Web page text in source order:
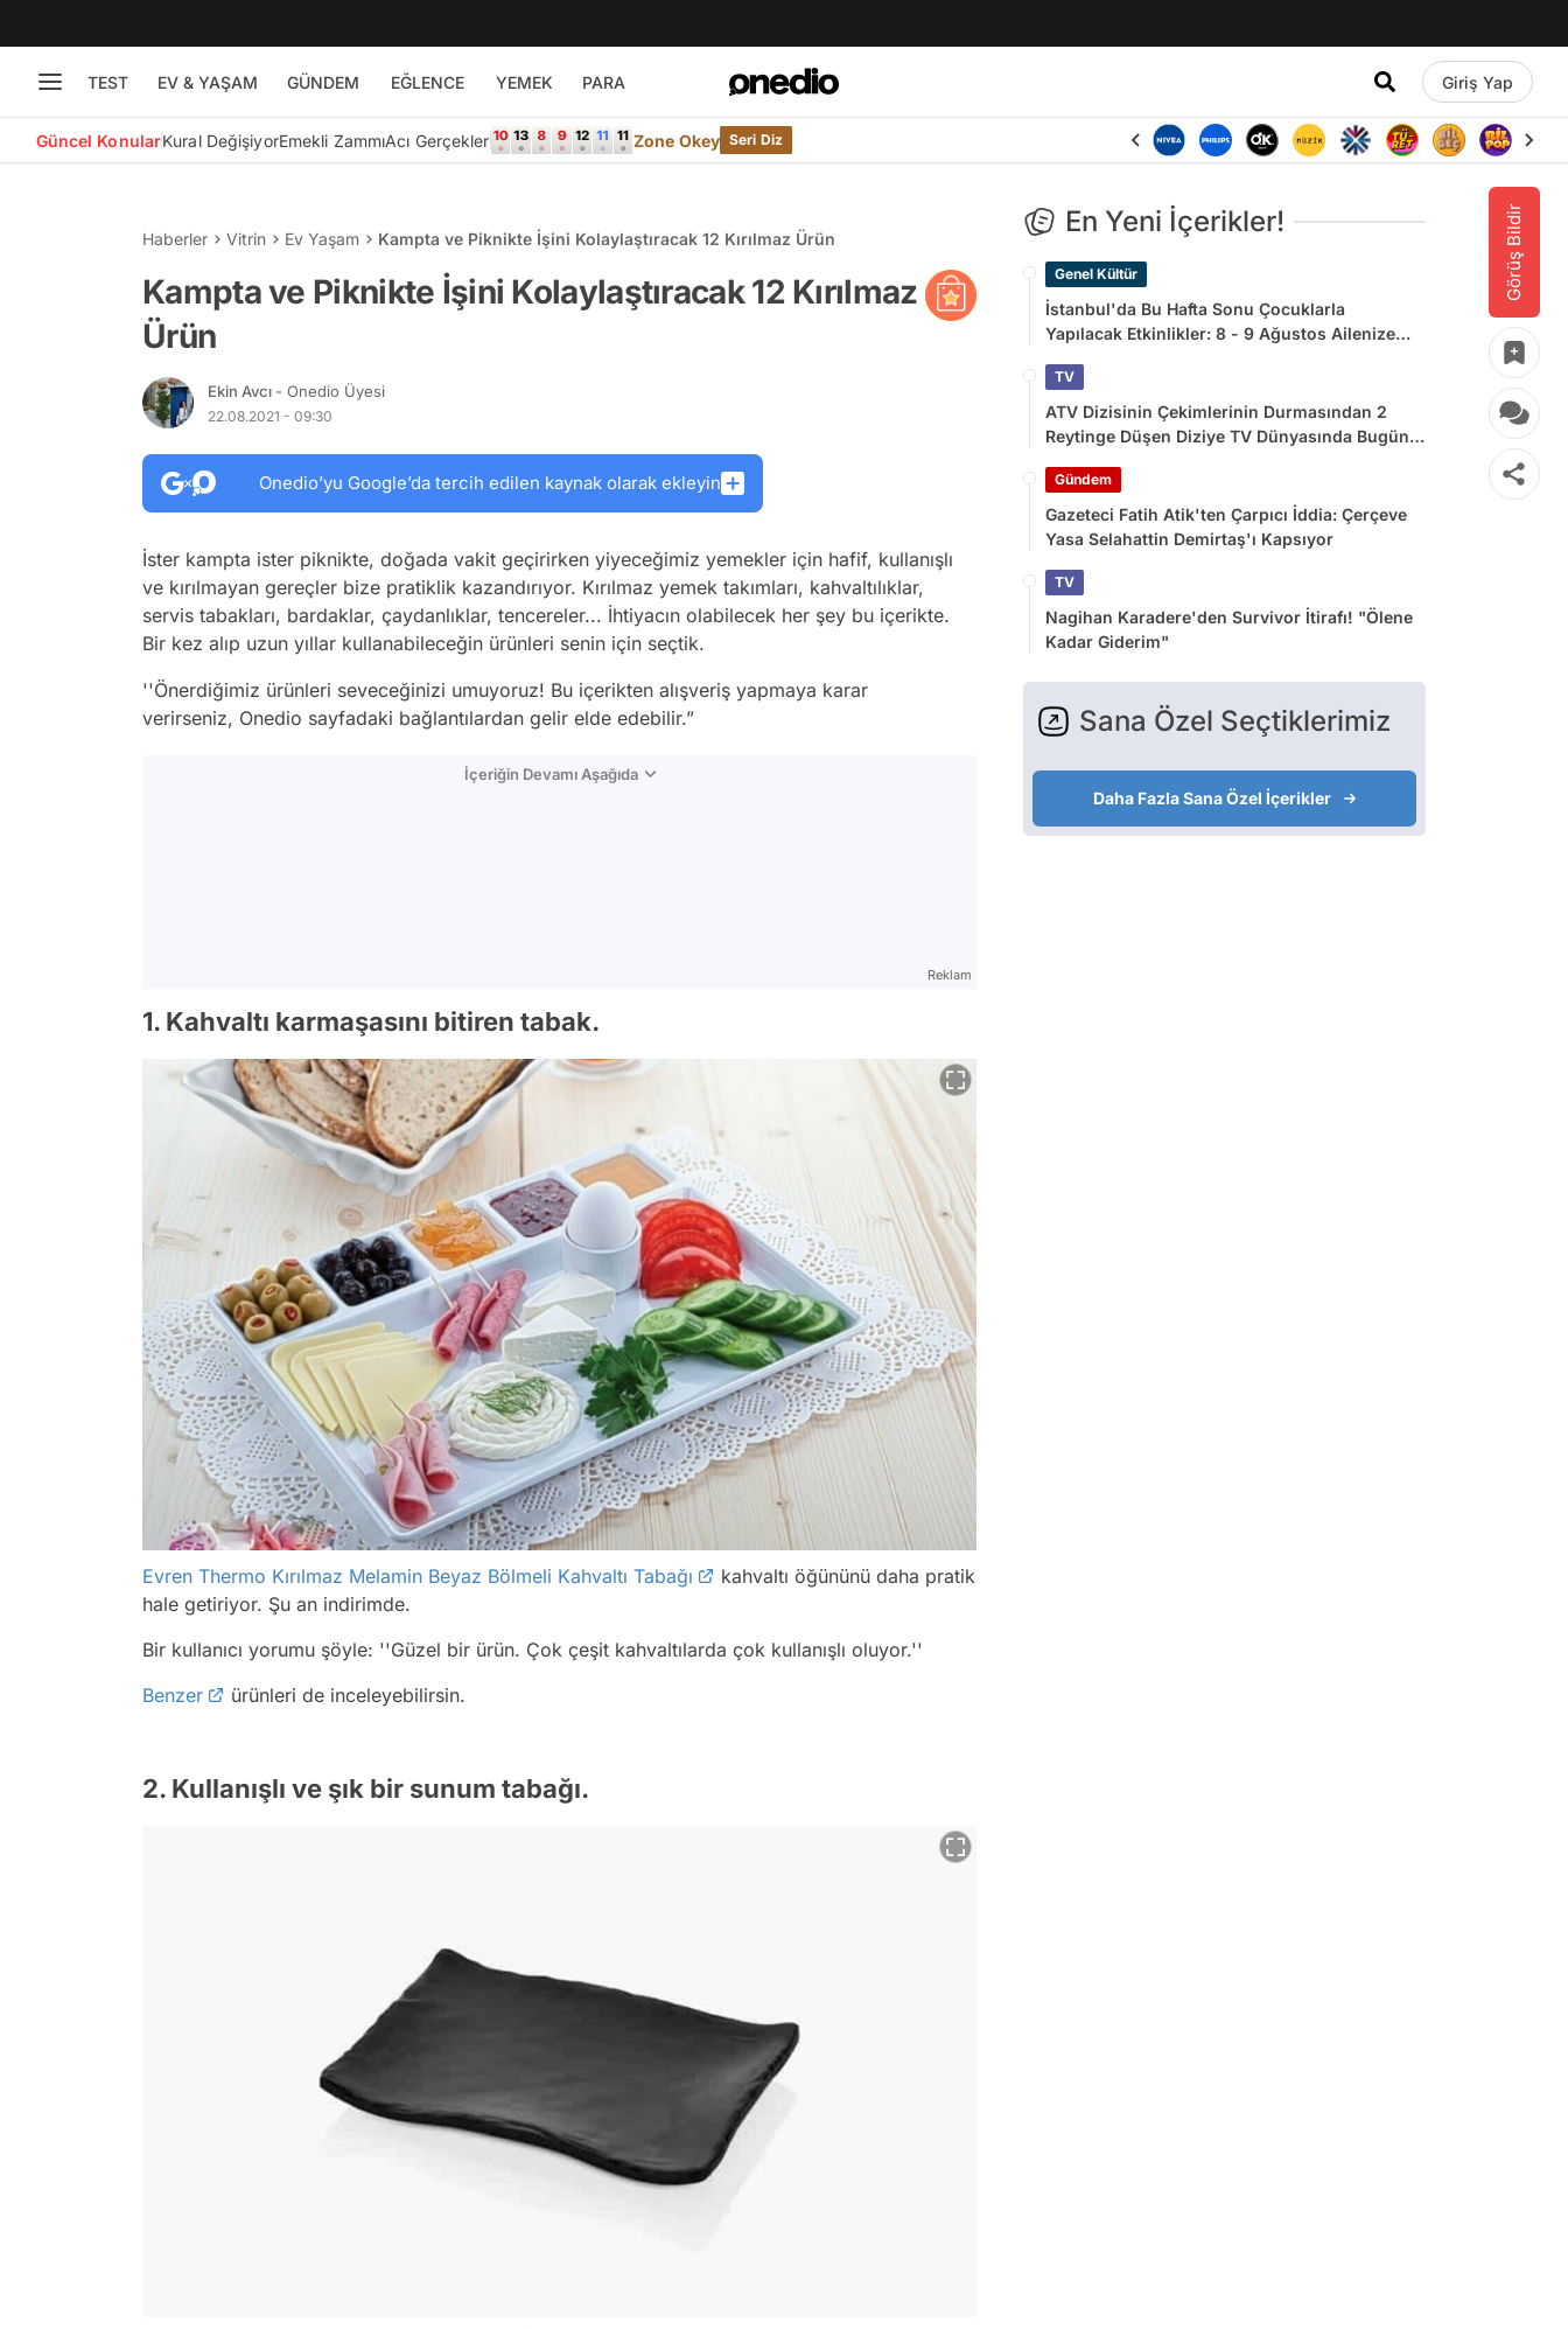
TEST EV & YAŞAM GÜNDEM EĞLENCE YEMEK PARA Giriş Yap
Güncel KonularKural DeğişiyorEmekli ZammıAcı Gerçekler Zone Okey Seri Diz
Görüş Bildir
Haberler Vitrin Ev Yaşam Kampta ve Piknikte İşini Kolaylaştıracak 12 Kırılmaz Ürün
Kampta ve Piknikte İşini Kolaylaştıracak 12 Kırılmaz
Ürün
Ekin Avcı - Onedio Üyesi
22.08.2021 - 09:30
Onedio’yu Google’da tercih edilen kaynak olarak ekleyin
İster kampta ister piknikte, doğada vakit geçirirken yiyeceğimiz yemekler için hafif, kullanışlı
ve kırılmayan gereçler bize pratiklik kazandırıyor. Kırılmaz yemek takımları, kahvaltılıklar,
servis tabakları, bardaklar, çaydanlıklar, tencereler... İhtiyacın olabilecek her şey bu içerikte.
Bir kez alıp uzun yıllar kullanabileceğin ürünleri senin için seçtik.
''Önerdiğimiz ürünleri seveceğinizi umuyoruz! Bu içerikten alışveriş yapmaya karar
verirseniz, Onedio sayfadaki bağlantılardan gelir elde edebilir.”
İçeriğin Devamı Aşağıda
Reklam
1. Kahvaltı karmaşasını bitiren tabak.
Evren Thermo Kırılmaz Melamin Beyaz Bölmeli Kahvaltı Tabağı
kahvaltı öğününü daha pratik
hale getiriyor. Şu an indirimde.
Bir kullanıcı yorumu şöyle: ''Güzel bir ürün. Çok çeşit kahvaltılarda çok kullanışlı oluyor.''
Benzer
ürünleri de inceleyebilirsin.
2. Kullanışlı ve şık bir sunum tabağı.
En Yeni İçerikler!
Genel Kültür
İstanbul'da Bu Hafta Sonu Çocuklarla
Yapılacak Etkinlikler: 8 - 9 Ağustos Ailenize
TV
ATV Dizisinin Çekimlerinin Durmasından 2
Reytinge Düşen Diziye TV Dünyasında Bugün
Gündem
Gazeteci Fatih Atik'ten Çarpıcı İddia: Çerçeve
Yasa Selahattin Demirtaş'ı Kapsıyor
TV
Nagihan Karadere'den Survivor İtirafı! "Ölene
Kadar Giderim"
Sana Özel Seçtiklerimiz
Daha Fazla Sana Özel İçerikler